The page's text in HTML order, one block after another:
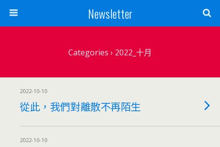
Newsletter
Categories › 2022_十月
2022-10-10
從此，我們對離散不再陌生
2022-10-10